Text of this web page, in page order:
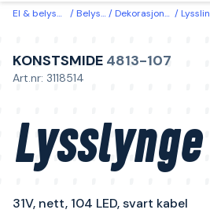
El & belysning Belysning Dekorasjonsbelysning Lysslinger & lysnett
KONSTSMIDE 4813-107
Art.nr: 3118514
Lysslynge
31V, nett, 104 LED, svart kabel